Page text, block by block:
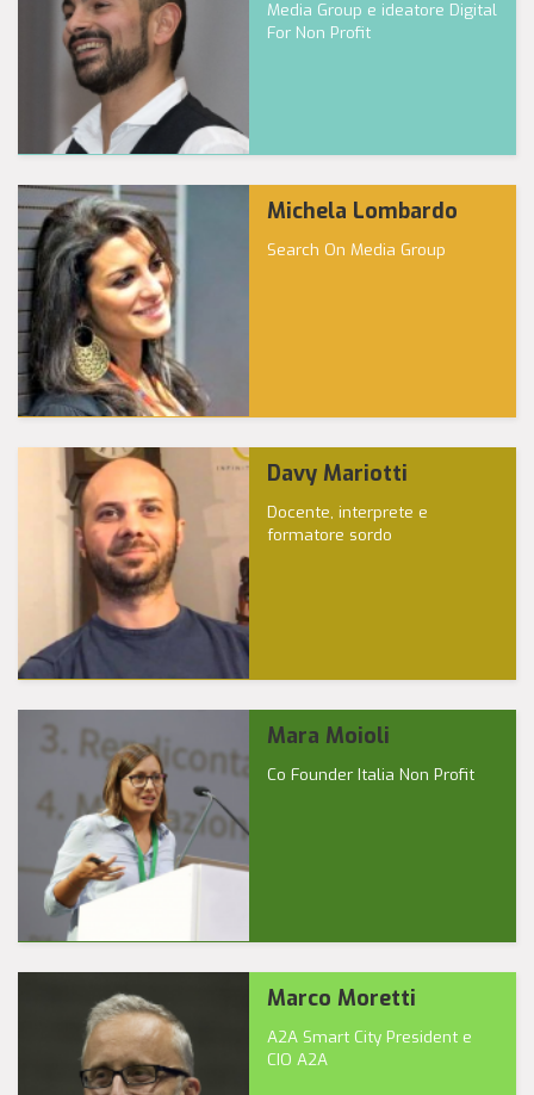
Media Group e ideatore Digital
For Non Profit
Michela Lombardo
Search On Media Group
Davy Mariotti
Docente, interprete e
formatore sordo
Mara Moioli
Co Founder Italia Non Profit
Marco Moretti
A2A Smart City President e
CIO A2A